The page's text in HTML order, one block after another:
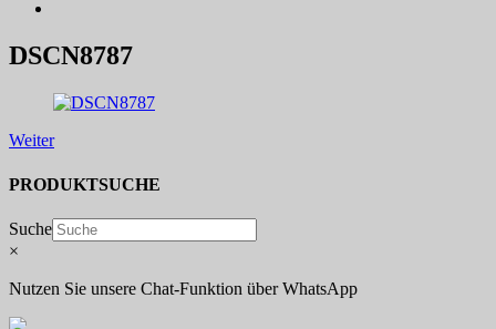
DSCN8787
Weiter
PRODUKTSUCHE
Suche
×
Nutzen Sie unsere Chat-Funktion über WhatsApp